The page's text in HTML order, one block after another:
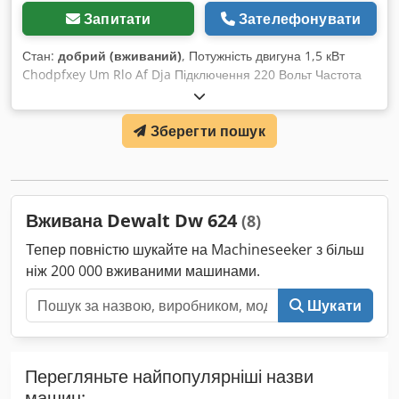
Запитати Зателефонувати
Стан: добрий (вживаний), Потужність двигуна 1,5 кВт
Chodpfxey Um Rlo Af Dja Підключення 220 Вольт Частота
обертання 2800 об/хв Максимальна довжина різу 370 мм
при 90° Максимальна глибина різу 95 мм Максимальний
діаметр пильного диска 300 ммЗберегти пошук
Вживана Dewalt Dw 624 (8)
Тепер повністю шукайте на Machineseeker з більш
ніж 200 000 вживаними машинами.
Шукати
Перегляньте найпопулярніші назви